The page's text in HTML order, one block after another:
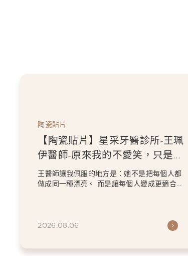
陶瓷貼片
【陶瓷貼片】星采牙醫診所
伊醫師-從門牙縫到自信笑
白貼片打造更精緻的微笑曲線
王珮伊醫師在規劃貼片時，除了考量牙
條件，也會從臉型比例、唇型弧度、微
2026.06.26